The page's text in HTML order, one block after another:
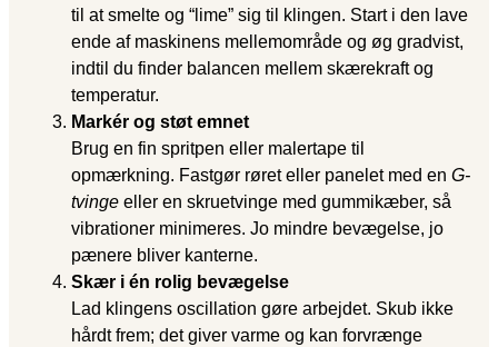
til at smelte og “lime” sig til klingen. Start i den lave
ende af maskinens mellemområde og øg gradvist,
indtil du finder balancen mellem skærekraft og
temperatur.
Markér og støt emnet
Brug en fin spritpen eller malertape til
opmærkning. Fastgør røret eller panelet med en G-
tvinge eller en skruetvinge med gummikæber, så
vibrationer minimeres. Jo mindre bevægelse, jo
pænere bliver kanterne.
Skær i én rolig bevægelse
Lad klingens oscillation gøre arbejdet. Skub ikke
hårdt frem; det giver varme og kan forvrænge